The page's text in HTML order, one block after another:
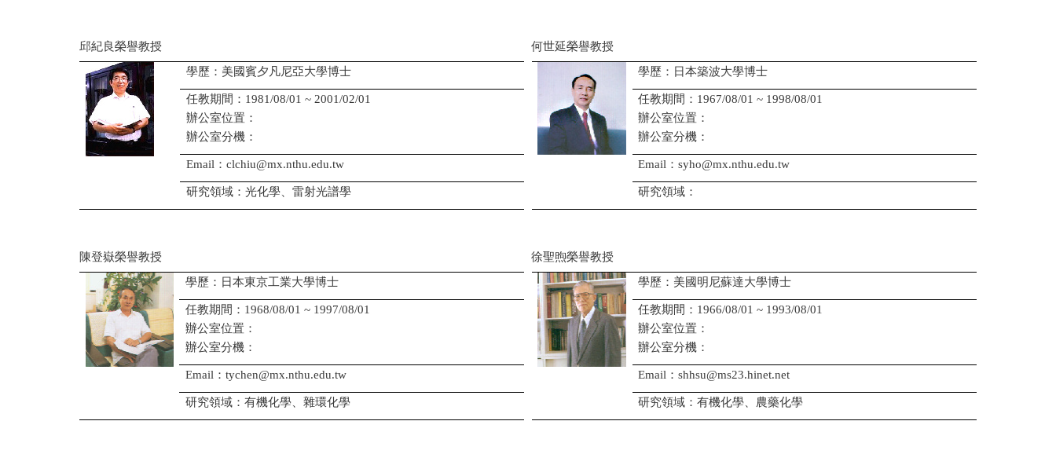
邱紀良榮譽教授
學歷：美國賓夕凡尼亞大學博士
任教期間：1981/08/01 ~ 2001/02/01
辦公室位置：
辦公室分機：
Email：clchiu@mx.nthu.edu.tw
研究領域：光化學、雷射光譜學
何世延榮譽教授
學歷：日本築波大學博士
任教期間：1967/08/01 ~ 1998/08/01
辦公室位置：
辦公室分機：
Email：syho@mx.nthu.edu.tw
研究領域：
陳登嶽榮譽教授
學歷：日本東京工業大學博士
任教期間：1968/08/01 ~ 1997/08/01
辦公室位置：
辦公室分機：
Email：tychen@mx.nthu.edu.tw
研究領域：有機化學、雜環化學
徐聖煦榮譽教授
學歷：美國明尼蘇達大學博士
任教期間：1966/08/01 ~ 1993/08/01
辦公室位置：
辦公室分機：
Email：shhsu@ms23.hinet.net
研究領域：有機化學、農藥化學